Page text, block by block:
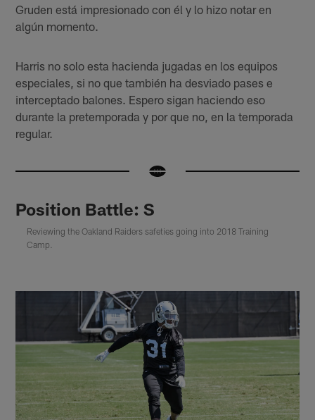
Gruden está impresionado con él y lo hizo notar en
algún momento.
Harris no solo esta hacienda jugadas en los equipos
especiales, si no que también ha desviado pases e
interceptado balones. Espero sigan haciendo eso
durante la pretemporada y por que no, en la temporada
regular.
Position Battle: S
Reviewing the Oakland Raiders safeties going into 2018 Training
Camp.